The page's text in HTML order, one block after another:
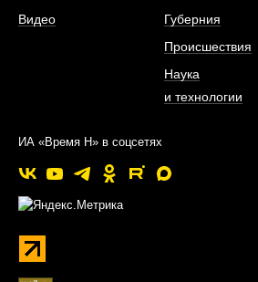
Видео
Губерния
Происшествия
Наука
и технологии
ИА «Время Н» в соцсетях